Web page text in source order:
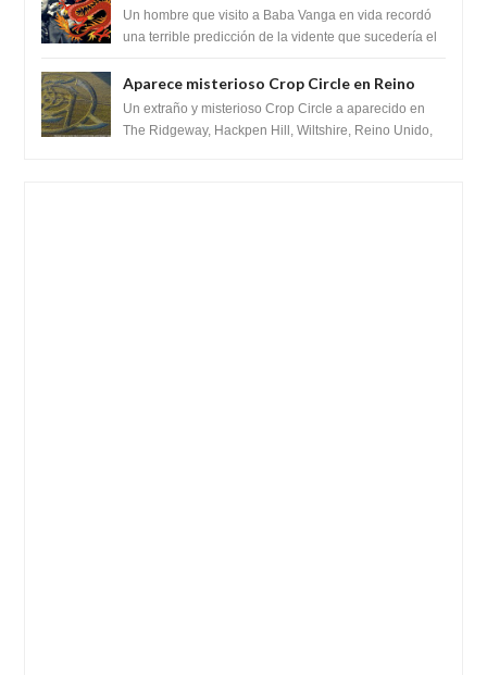
recordó la terrible predicción de la vidente
para febrero de 2022.
Un hombre que visito a Baba Vanga en vida recordó
una terrible predicción de la vidente que sucedería el
Aparece misterioso Crop Circle en Reino
Unido 23 de junio 2016
Un extraño y misterioso Crop Circle a aparecido en
The Ridgeway, Hackpen Hill, Wiltshire, Reino Unido,